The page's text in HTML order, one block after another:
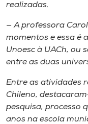
realizadas.
— A professora
momentos e essa é
Unoesc à UACh, ou
entre as duas
Entre as atividades
Chileno,
pesquisa, processo
anos na escola